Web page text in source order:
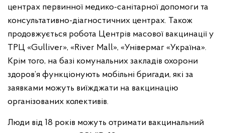
центрах первинної медико-санітарної допомоги та
консультативно-діагностичних центрах. Також
продовжується робота Центрів масової вакцинації у
ТРЦ «Gulliver», «River Mall», «Універмаг «Україна».
Крім того, на базі комунальних закладів охорони
здоров’я функціонують мобільні бригади, які за
заявками можуть виїжджати на вакцинацію
організованих колективів.
Люди від 18 років можуть отримати вакцинальний